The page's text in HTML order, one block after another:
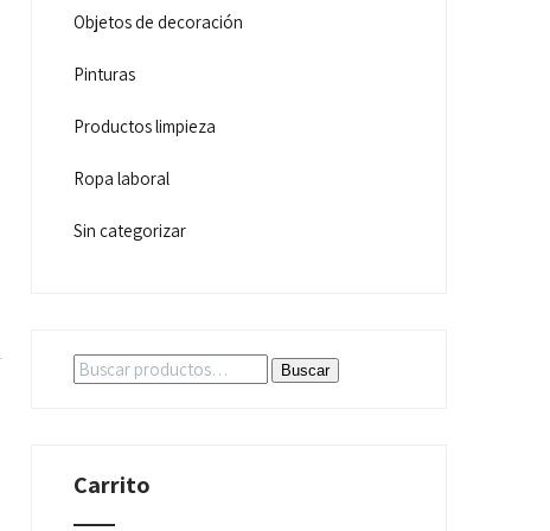
Objetos de decoración
Pinturas
Productos limpieza
Ropa laboral
Sin categorizar
Buscar
por:
Buscar
Carrito